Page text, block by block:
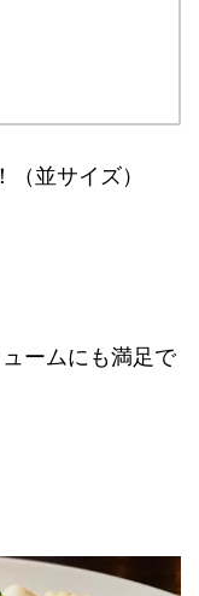
！（並サイズ）
ームにも満足で